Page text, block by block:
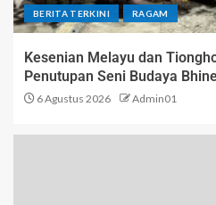
BERITA TERKINI RAGAM
Kesenian Melayu dan
Penutupan Seni Budaya
6 Agustus 2026 Admin01